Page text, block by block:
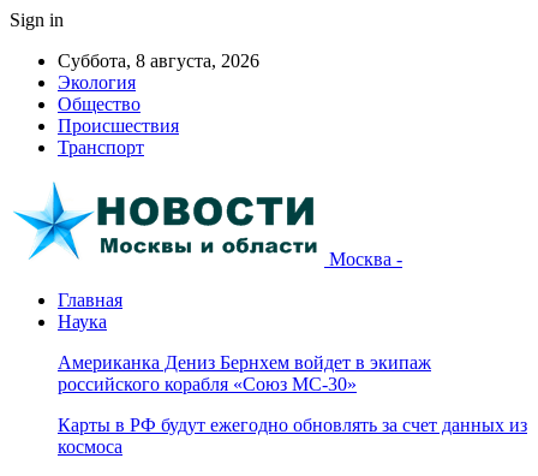
Sign in
Суббота, 8 августа, 2026
Экология
Общество
Происшествия
Транспорт
Москва -
Главная
Наука
Американка Дениз Бернхем войдет в экипаж
российского корабля «Союз МС-30»
Карты в РФ будут ежегодно обновлять за счет данных из
космоса